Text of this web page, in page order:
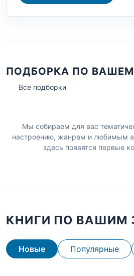
ПОДБОРКА ПО
Все подборки
Мы собираем для вас
настроению, жанрам и любимым
здесь появятся первые
КНИГИ ПО ВАШИМ
Новые Популярные